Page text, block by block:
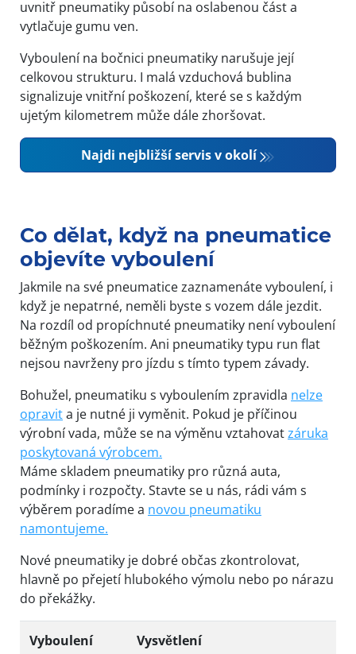
uvnitř pneumatiky působí na oslabenou část a
vytlačuje gumu ven.
Vyboulení na bočnici pneumatiky narušuje její
celkovou strukturu. I malá vzduchová bublina
signalizuje vnitřní poškození, které se s každým
ujetým kilometrem může dále zhoršovat.
Najdi nejbližší servis v okolí
Co dělat, když na pneumatice
objevíte vyboulení
Jakmile na své pneumatice zaznamenáte vyboulení, i
když je nepatrné, neměli byste s vozem dále jezdit.
Na rozdíl od propíchnuté pneumatiky není vyboulení
běžným poškozením. Ani pneumatiky typu run flat
nejsou navrženy pro jízdu s tímto typem závady.
Bohužel, pneumatiku s vyboulením zpravidla nelze
opravita je nutné ji vyměnit. Pokud je příčinou
výrobní vada, může se na výměnu vztahovatzáruka
poskytovaná výrobcem.
Máme skladem pneumatiky pro různá auta,
podmínky i rozpočty. Stavte se u nás, rádi vám s
výběrem poradíme a novou pneumatiku
namontujeme.
Nové pneumatiky je dobré občas zkontrolovat,
hlavně po přejetí hlubokého výmolu nebo po nárazu
do překážky.
Vyboulení
Vysvětlení